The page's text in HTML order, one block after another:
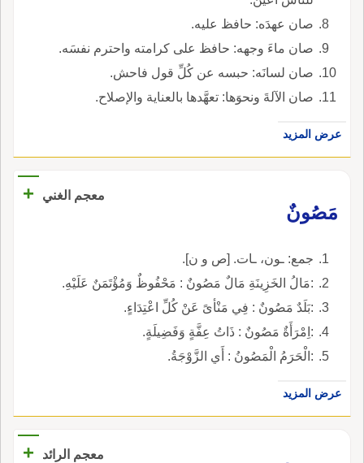
صان عهدَه: حافظ عليه.
صان ماءَ وجهه: حافظ على كرامته واحترم نفسَه.
صان لسانَه: حبسه عن كُلِّ قول فاحش.
صان الآلةَ ونحوَها: تعهَّدها بالعناية والإصلاح.
عرض المزيد
معجم الغني
+
مَصُونٌ
جمع: ـون، ـات. [ص و ن].
:مَالُ الخَزِينَةِ مَالٌ مَصُونٌ : مَحْفُوظٌ وَمُؤْتَمَنٌ عَلَيْهِ.
:بَلَدٌ مَصُونٌ : فِي مَنْأىً عَنْ كُلِّ اعْتِدَاءٍ.
:اِمْرَأَةٌ مَصُونٌ : ذَاتُ عِفَّةٍ وَفَضِيلَةٍ.
:الْحَرَمُ الْمَصُونُ : أَي الزَّوْجَةُ.
عرض المزيد
معجم الرائد +